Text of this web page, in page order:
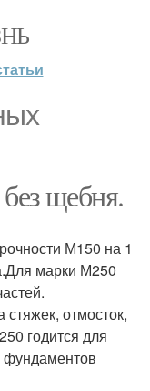
щебня.
М150 на 1
марки М250
отмосток,
годится для
фундаментов